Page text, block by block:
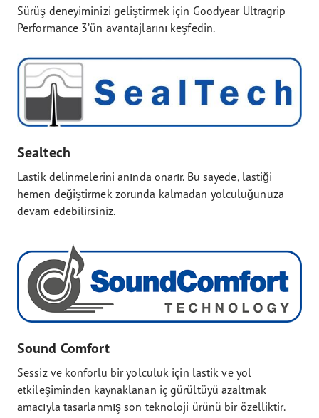
Sürüş deneyiminizi geliştirmek için Goodyear Ultragrip
Performance 3’ün avantajlarını keşfedin.
Sealtech
Lastik delinmelerini anında onarır. Bu sayede, lastiği
hemen değiştirmek zorunda kalmadan yolculuğunuza
devam edebilirsiniz.
Sound Comfort
Sessiz ve konforlu bir yolculuk için lastik ve yol
etkileşiminden kaynaklanan iç gürültüyü azaltmak
amacıyla tasarlanmış son teknoloji ürünü bir özelliktir.